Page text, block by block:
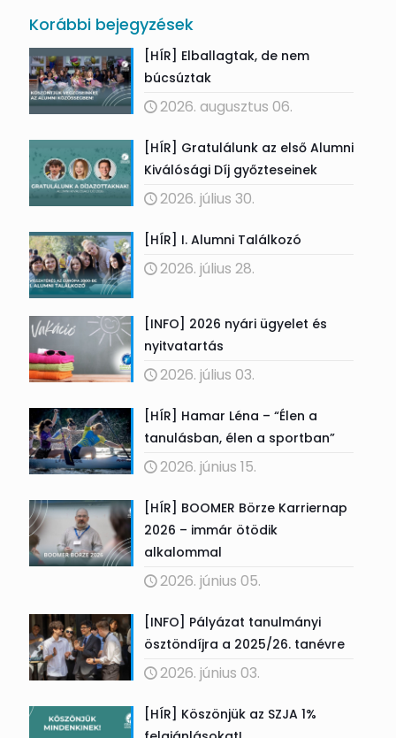
Korábbi bejegyzések
[HÍR] Elballagtak, de nem
búcsúztak
2026. augusztus 06.
[HÍR] Gratulálunk az első Alumni
Kiválósági Díj győzteseinek
2026. július 30.
[HÍR] I. Alumni Találkozó
2026. július 28.
[INFO] 2026 nyári ügyelet és
nyitvatartás
2026. július 03.
[HÍR] Hamar Léna – “Élen a
tanulásban, élen a sportban”
2026. június 15.
[HÍR] BOOMER Börze Karriernap
2026 – immár ötödik
alkalommal
2026. június 05.
[INFO] Pályázat tanulmányi
ösztöndíjra a 2025/26. tanévre
2026. június 03.
[HÍR] Köszönjük az SZJA 1%